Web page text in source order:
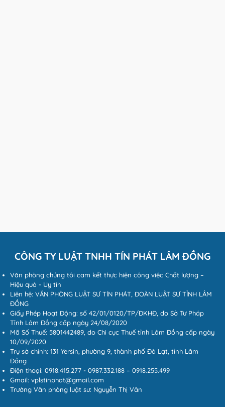
CÔNG TY LUẬT TNHH TÍN PHÁT LÂM ĐỒNG
Văn phòng chúng tôi cam kết thực hiện công việc Chất lượng –
Hiệu quả - Uy tín
Liên hệ: VĂN PHÒNG LUẬT SƯ TÍN PHÁT, ĐOÀN LUẬT SƯ TỈNH LÂM
ĐỒNG
Giấy Phép Hoạt Động: số 42/01/0120/TP/ĐKHĐ, do Sở Tư Pháp
Tỉnh Lâm Đồng cấp ngày 24/08/2020
Mã Số Thuế: 5801442489, do Chi cục Thuế tỉnh Lâm Đồng cấp ngày
10/09/2020
Trụ sở chính: 131 Yersin, phường 9, thành phố Đà Lạt, tỉnh Lâm
Đồng
Điện thoại: 0918.415.277 - 0987.332.188 – 0918.255.499
Gmail: vplstinphat@gmail.com
Trưởng Văn phòng luật sư: Nguyễn Thị Vân